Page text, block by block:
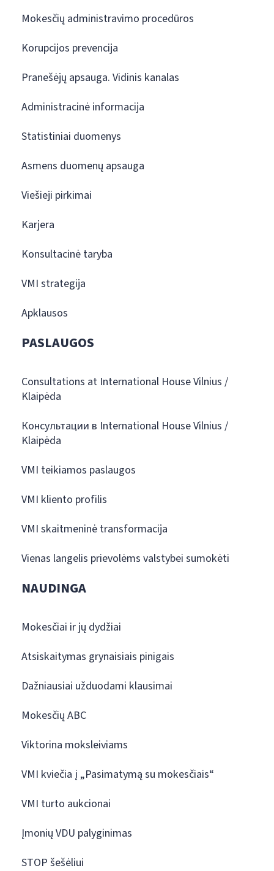
Mokesčių administravimo procedūros
Korupcijos prevencija
Pranešėjų apsauga. Vidinis kanalas
Administracinė informacija
Statistiniai duomenys
Asmens duomenų apsauga
Viešieji pirkimai
Karjera
Konsultacinė taryba
VMI strategija
Apklausos
PASLAUGOS
Consultations at International House Vilnius /
Klaipėda
Консультации в International House Vilnius /
Klaipėda
VMI teikiamos paslaugos
VMI kliento profilis
VMI skaitmeninė transformacija
Vienas langelis prievolėms valstybei sumokėti
NAUDINGA
Mokesčiai ir jų dydžiai
Atsiskaitymas grynaisiais pinigais
Dažniausiai užduodami klausimai
Mokesčių ABC
Viktorina moksleiviams
VMI kviečia į „Pasimatymą su mokesčiais“
VMI turto aukcionai
Įmonių VDU palyginimas
STOP šešėliui